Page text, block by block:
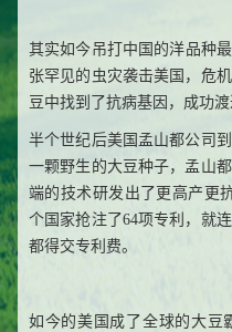
其实如今吊打中国的洋品种
张罕见的虫灾袭击美国，危
豆中找到了抗病基因，成功渡
半个世纪后美国孟山都公司
一颗野生的大豆种子，孟山
端的技术研发出了更高产更
个国家抢注了64项专利，就
都得交专利费。
如今的美国成了全球的大豆